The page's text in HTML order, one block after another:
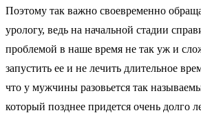
Поэтому так важно своевременно
урологу, ведь на начальной стадии
проблемой в наше время не так уж и
запустить ее и не лечить длительное
что у мужчины разовьется так
который позднее придется очень долго